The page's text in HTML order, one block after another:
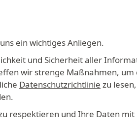
ein wichtiges Anliegen.
und Sicherheit aller
wir strenge Maßnahmen,
Datenschutzrichtlinie zu
respektieren und Ihre Daten